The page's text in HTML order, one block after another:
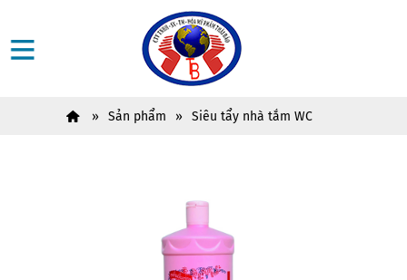
Sản phẩm Siêu tẩy nhà tắm WC